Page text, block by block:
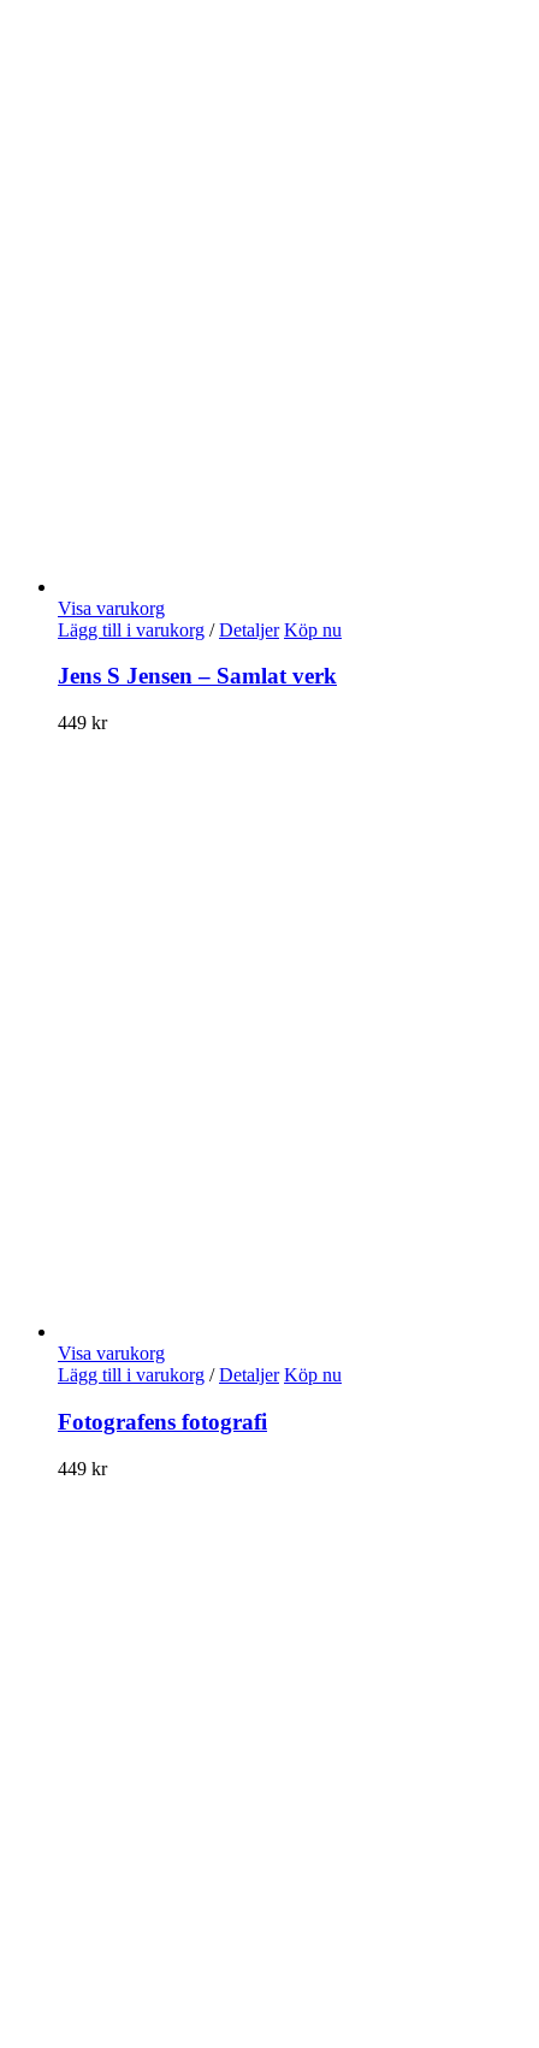
Visa varukorg
Lägg till i varukorg / Detaljer Köp nu
Jens S Jensen – Samlat verk
449 kr
Visa varukorg
Lägg till i varukorg / Detaljer Köp nu
Fotografens fotografi
449 kr